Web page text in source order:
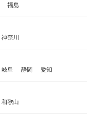
福島
神奈川
岐阜 静岡 愛知
和歌山